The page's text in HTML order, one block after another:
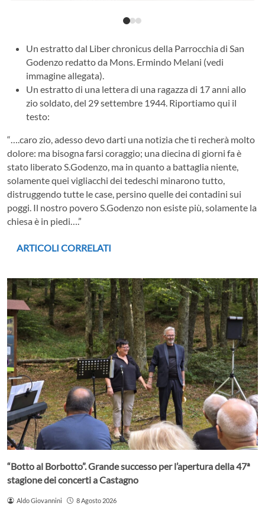
Un estratto dal Liber chronicus della Parrocchia di San
Godenzo redatto da Mons. Ermindo Melani (vedi
immagine allegata).
Un estratto di una lettera di una ragazza di 17 anni allo
zio soldato, del 29 settembre 1944. Riportiamo qui il
testo:
“….caro zio, adesso devo darti una notizia che ti recherà molto
dolore: ma bisogna farsi coraggio; una diecina di giorni fa è
stato liberato S.Godenzo, ma in quanto a battaglia niente,
solamente quei vigliacchi dei tedeschi minarono tutto,
distruggendo tutte le case, persino quelle dei contadini sui
poggi. Il nostro povero S.Godenzo non esiste più, solamente la
chiesa è in piedi….”
ARTICOLI CORRELATI
“Botto al Borbotto”. Grande successo per l’apertura della 47ª
stagione dei concerti a Castagno
Aldo Giovannini 8 Agosto 2026